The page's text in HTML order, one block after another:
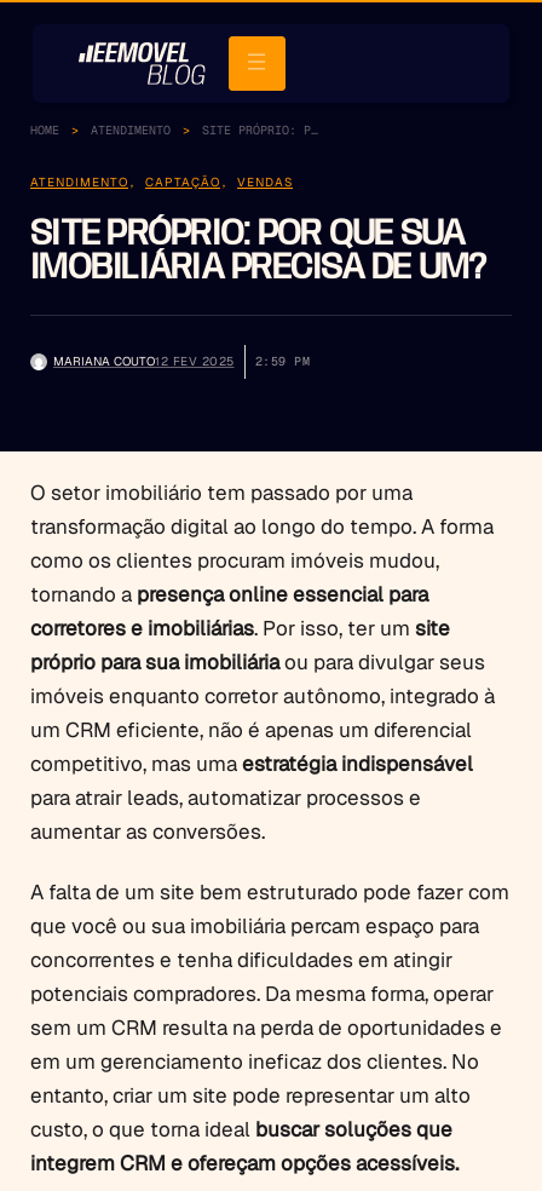
HOME ATENDIMENTO SITE PRÓPRIO: POR QUE SUA IMOBILIÁRIA PRECISA DE UM?
ATENDIMENTO , CAPTAÇÃO , VENDAS
SITE PRÓPRIO: POR QUE SUA
IMOBILIÁRIA PRECISA DE UM?
MARIANA COUTO12 FEV 2025 2:59 PM
O setor imobiliário tem passado por uma
transformação digital ao longo do tempo. A forma
como os clientes procuram imóveis mudou,
tornando a presença online essencial para
corretores e imobiliárias. Por isso, ter um site
próprio para sua imobiliáriaou para divulgar seus
imóveis enquanto corretor autônomo, integrado à
um CRM eficiente, não é apenas um diferencial
competitivo, mas umaestratégia indispensável
para atrair leads, automatizar processos e
aumentar as conversões.
A falta de um site bem estruturado pode fazer com
que você ou sua imobiliária percam espaço para
concorrentes e tenha dificuldades em atingir
potenciais compradores. Da mesma forma, operar
sem um CRM resulta na perda de oportunidades e
em um gerenciamento ineficaz dos clientes. No
entanto, criar um site pode representar um alto
custo, o que torna ideal buscar soluções que
integrem CRM e ofereçam opções acessíveis.